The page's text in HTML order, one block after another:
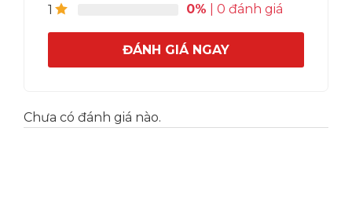
1
0% | 0 đánh giá
ĐÁNH GIÁ NGAY
Chưa có đánh giá nào.